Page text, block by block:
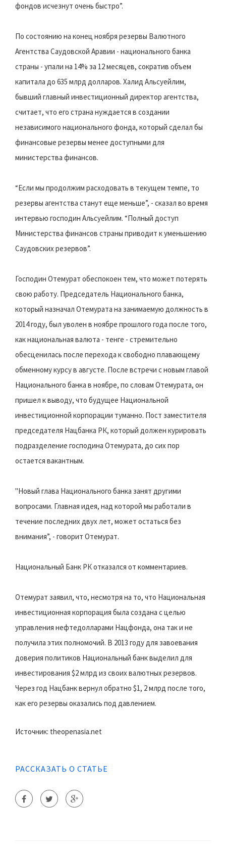
фондов исчезнут очень быстро”.
По состоянию на конец ноября резервы Валютного
Агентства Саудовской Аравии - национального банка
страны - упали на 14% за 12 месяцев, сократив объем
капитала до 635 млрд долларов. Халид Альсуейлим,
бывший главный инвестиционный директор агентства,
считает, что его страна нуждается в создании
независимого национального фонда, который сделал бы
финансовые резервы менее доступными для
министерства финансов.
“Если мы продолжим расходовать в текущем темпе, то
резервы агентства станут еще меньше”, - сказал во время
интервью господин Альсуейлим. “Полный доступ
Министерства финансов страны приводит к уменьшению
Саудовских резервов”.
Господин Отемурат обеспокоен тем, что может потерять
свою работу. Председатель Национального банка,
который назначал Отемурата на занимаемую должность в
2014 году, был уволен в ноябре прошлого года после того,
как национальная валюта - тенге - стремительно
обесценилась после перехода к свободно плавающему
обменному курсу в августе. После встречи с новым главой
Национального банка в ноябре, по словам Отемурата, он
пришел к выводу, что будущее Национальной
инвестиционной корпорации туманно. Пост заместителя
председателя Нацбанка РК, который должен курировать
подразделение господина Отемурата, до сих пор
остается вакантным.
"Новый глава Национального банка занят другими
вопросами. Главная идея, над которой мы работали в
течение последних двух лет, может остаться без
внимания”, - говорит Отемурат.
Национальный Банк РК отказался от комментариев.
Отемурат заявил, что, несмотря на то, что Национальная
инвестиционная корпорация была создана с целью
управления нефтедолларами Нацфонда, она так и не
получила этих полномочий. В 2013 году для завоевания
доверия политиков Национальный банк выделил для
инвестирования $2 млрд из своих валютных резервов.
Через год Нацбанк вернул обратно $1, 2 млрд после того,
как его резервы оказались под давлением.
Источник: theopenasia.net
РАССКАЗАТЬ О СТАТЬЕ